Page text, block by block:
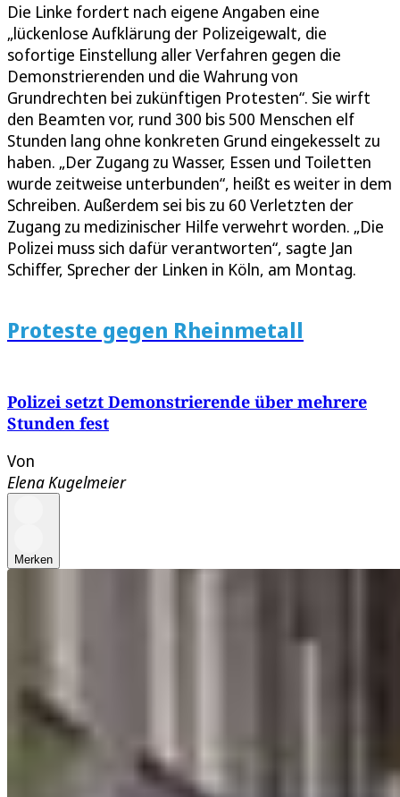
Die Linke fordert nach eigene Angaben eine
„lückenlose Aufklärung der Polizeigewalt, die
sofortige Einstellung aller Verfahren gegen die
Demonstrierenden und die Wahrung von
Grundrechten bei zukünftigen Protesten“. Sie wirft
den Beamten vor, rund 300 bis 500 Menschen elf
Stunden lang ohne konkreten Grund eingekesselt zu
haben. „Der Zugang zu Wasser, Essen und Toiletten
wurde zeitweise unterbunden“, heißt es weiter in dem
Schreiben. Außerdem sei bis zu 60 Verletzten der
Zugang zu medizinischer Hilfe verwehrt worden. „Die
Polizei muss sich dafür verantworten“, sagte Jan
Schiffer, Sprecher der Linken in Köln, am Montag.
Proteste gegen Rheinmetall
Polizei setzt Demonstrierende über mehrere
Stunden fest
Von
Elena Kugelmeier
Merken